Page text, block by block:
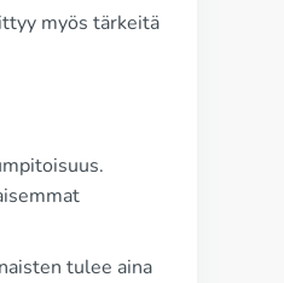
myös tärkeitä
tulee aina